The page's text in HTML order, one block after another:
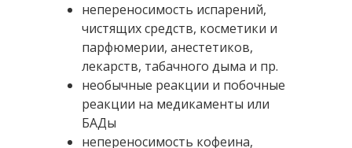
непереносимость испарений,
чистящих средств, косметики и
парфюмерии, анестетиков,
лекарств, табачного дыма и пр.
необычные реакции и побочные
реакции на медикаменты или
БАДы
непереносимость кофеина,